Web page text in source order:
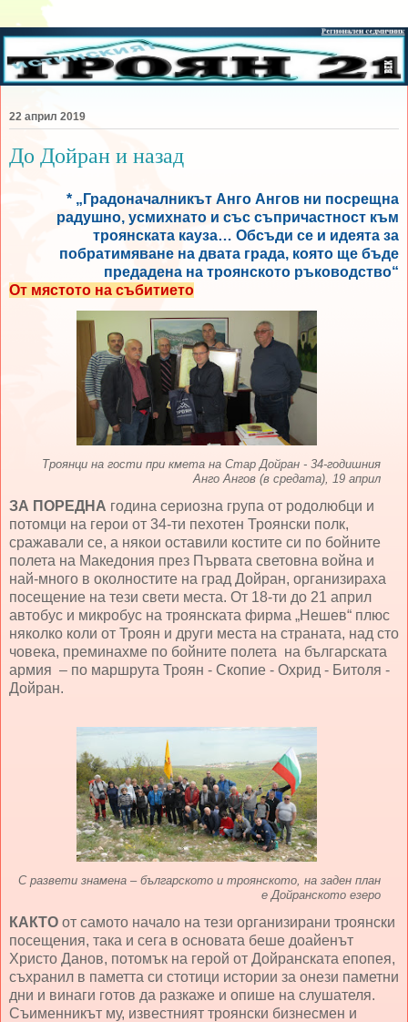
22 април 2019
До Дойран и назад
* „Градоначалникът Анго Ангов ни посрещна
радушно, усмихнато и със съпричастност към
троянската кауза… Обсъди се и идеята за
побратимяване на двата града, която ще бъде
предадена на троянското ръководство“
От мястото на събитието
Троянци на гости при кмета на Стар Дойран - 34-годишния
Анго Ангов (в средата), 19 април
ЗА ПОРЕДНА година сериозна група от родолюбци и
потомци на герои от 34-ти пехотен Троянски полк,
сражавали се, а някои оставили костите си по бойните
полета на Македония през Първата световна война и
най-много в околностите на град Дойран, организираха
посещение на тези свети места. От 18-ти до 21 април
автобус и микробус на троянската фирма „Нешев“ плюс
няколко коли от Троян и други места на страната, над сто
човека, преминахме по бойните полета на българската
армия – по маршрута Троян - Скопие - Охрид - Битоля -
Дойран.
С развети знамена – българското и троянското, на заден план
е Дойранското езеро
КАКТО от самото начало на тези организирани троянски
посещения, така и сега в основата беше доайенът
Христо Данов, потомък на герой от Дойранската епопея,
съхранил в паметта си стотици истории за онези паметни
дни и винаги готов да разкаже и опише на слушателя.
Съименникът му, известният троянски бизнесмен и